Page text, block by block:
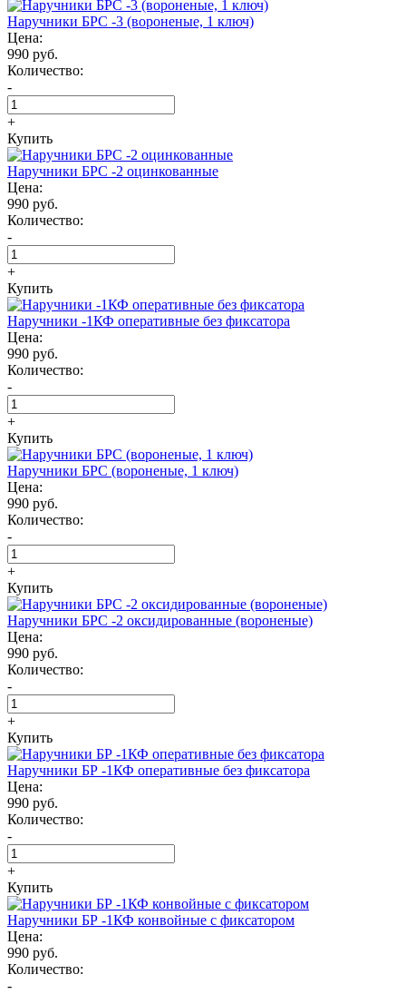
Наручники БРС -3 (вороненые, 1 ключ)
Цена:
990 руб.
Количество:
-
+
Купить
Наручники БРС -2 оцинкованные
Цена:
990 руб.
Количество:
-
+
Купить
Наручники -1КФ оперативные без фиксатора
Цена:
990 руб.
Количество:
-
+
Купить
Наручники БРС (вороненые, 1 ключ)
Цена:
990 руб.
Количество:
-
+
Купить
Наручники БРС -2 оксидированные (вороненые)
Цена:
990 руб.
Количество:
-
+
Купить
Наручники БР -1КФ оперативные без фиксатора
Цена:
990 руб.
Количество:
-
+
Купить
Наручники БР -1КФ конвойные с фиксатором
Цена:
990 руб.
Количество:
-